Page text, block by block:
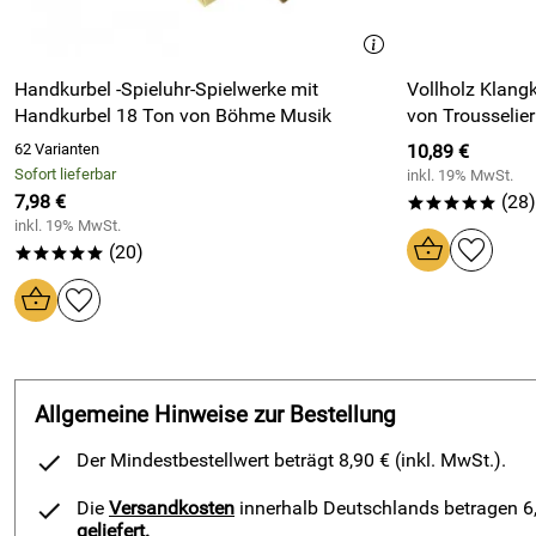
Tlw kein ring zum aufziehen sondern nur das band, und die
Kaufdatum: 13.11.2014
Bewertungsdatum: 25.11.2014
Handkurbel -Spieluhr-Spielwerke mit
Handkurbel 18 Ton von Böhme Musik
62 Varianten
Sofort lieferbar
7,98 €
inkl. 19% MwSt.
***** (20)
Vollholz
von Trousselier
10,89 €
inkl. 19% MwSt.
***** (28)
Allgemeine Hinweise zur Bestellung
Der Mindestbestellwert beträgt 8,90 € (inkl. MwSt.).
Die Versandkosten innerhalb Deutschlands betragen
geliefert.